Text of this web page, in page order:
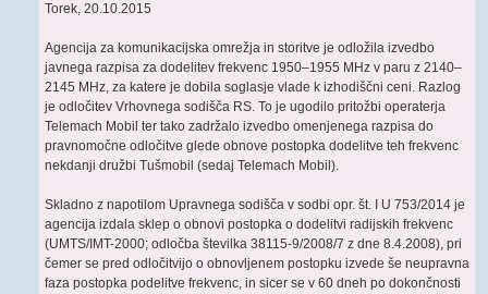
Torek, 20.10.2015
Agencija za komunikacijska omrežja in storitve je odložila izvedbo
javnega razpisa za dodelitev frekvenc 1950–1955 MHz v paru z 2140–
2145 MHz, za katere je dobila soglasje vlade k izhodiščni ceni. Razlog
je odločitev Vrhovnega sodišča RS. To je ugodilo pritožbi operaterja
Telemach Mobil ter tako zadržalo izvedbo omenjenega razpisa do
pravnomočne odločitve glede obnove postopka dodelitve teh frekvenc
nekdanji družbi Tušmobil (sedaj Telemach Mobil).
Skladno z napotilom Upravnega sodišča v sodbi opr. št. I U 753/2014 je
agencija izdala sklep o obnovi postopka o dodelitvi radijskih frekvenc
(UMTS/IMT-2000; odločba številka 38115-9/2008/7 z dne 8.4.2008), pri
čemer se pred odločitvijo o obnovljenem postopku izvede še neupravna
faza postopka podelitve frekvenc, in sicer se v 60 dneh po dokončnosti